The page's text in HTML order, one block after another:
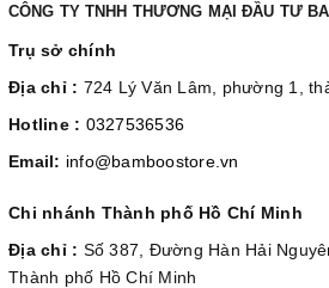
CÔNG TY TNHH THƯƠNG MẠI ĐẦU TƯ
Trụ sở chính
Địa chỉ : 724 Lý Văn Lâm, phường 1,
Hotline : 0327536536
Email: info@bamboostore.vn
Chi nhánh Thành phố Hồ Chí Minh
Địa chỉ : Số 387, Đường Hàn Hải
Thành phố Hồ Chí Minh